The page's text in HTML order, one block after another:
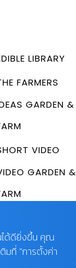
LIBRARY
FARMERS
GARDEN &
VIDEO
GARDEN &
ได้ดียิ่งขึ้น คุณ
มที่ “การตั้งค่า